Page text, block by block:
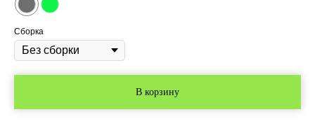
Сборка
В корзину